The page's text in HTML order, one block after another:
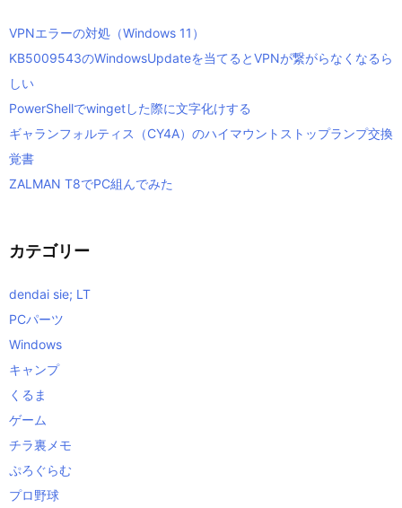
VPNエラーの対処（Windows 11）
KB5009543のWindowsUpdateを当てるとVPNが繋がらなくなるら
しい
PowerShellでwingetした際に文字化けする
ギャランフォルティス（CY4A）のハイマウントストップランプ交換
覚書
ZALMAN T8でPC組んでみた
カテゴリー
dendai sie; LT
PCパーツ
Windows
キャンプ
くるま
ゲーム
チラ裏メモ
ぷろぐらむ
プロ野球